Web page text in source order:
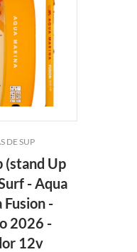
DE SUP
(stand Up
- Aqua
-
2026 -
12v